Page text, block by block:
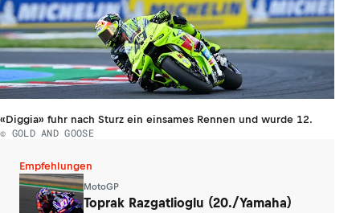
«Diggia» fuhr nach Sturz ein einsames Rennen und wurde 12.
© GOLD AND GOOSE
Empfehlungen
MotoGP
Toprak Razgatlioglu (20./Yamaha)